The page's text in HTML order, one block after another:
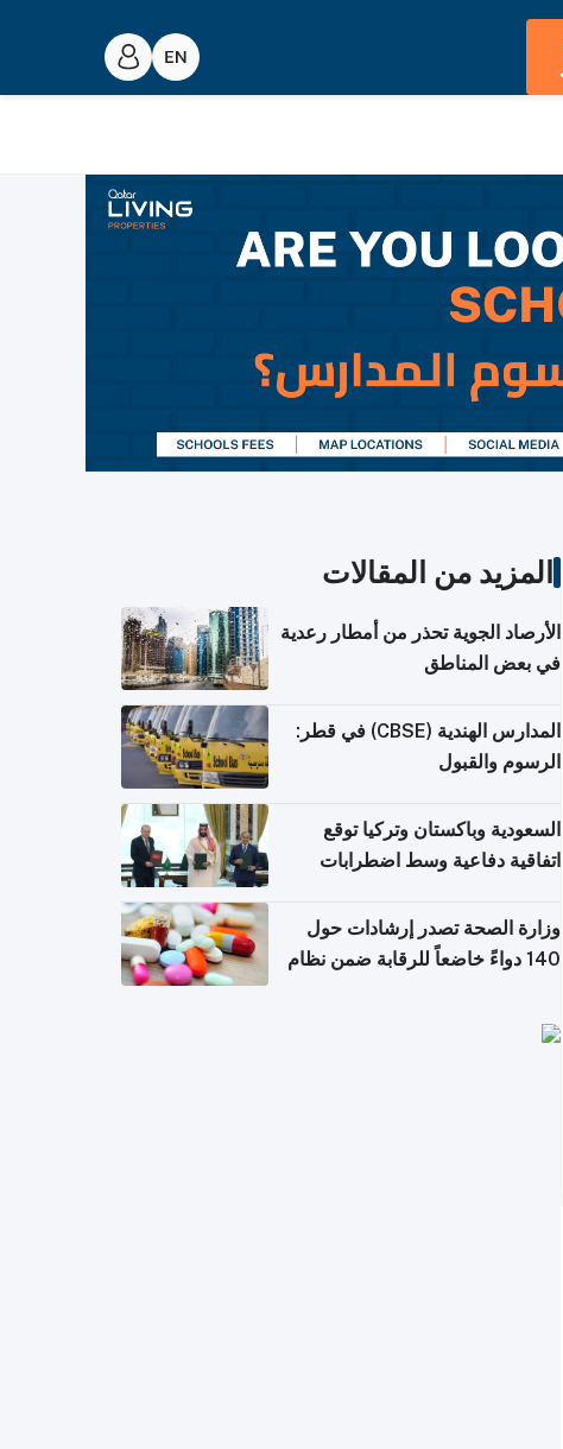
المزيد من المقالات
الأرصاد الجوية تحذر من أمطار رعدية
في بعض المناطق
المدارس الهندية (CBSE) في قطر:
الرسوم والقبول
السعودية وباكستان وتركيا توقع
اتفاقية دفاعية وسط اضطرابات
وزارة الصحة تصدر إرشادات حول
140 دواءً خاضعاً للرقابة ضمن نظام